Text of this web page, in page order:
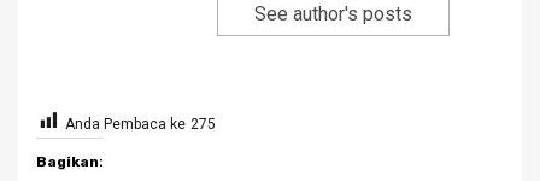
See author's posts
Anda Pembaca ke 275
Bagikan: